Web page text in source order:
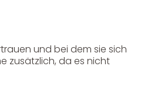
und bei dem sie sich
zusätzlich, da es nicht
Instagram, Twitter oder
mitzuteilen.